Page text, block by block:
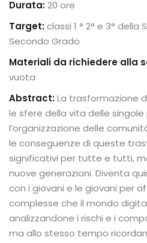
Generazione APP
Teatro e non solo
Durata:20 ore
Target:classi 1 ° 2° e 3°
Secondo Grado
Materiali da richiedere alla
vuota
Abstract:La trasformazione
le sfere della vita delle
l’organizzazione delle
le conseguenze di queste
significativi per tutte e tutti,
nuove generazioni. Diventa
con i giovani e le giovani per
complesse che il mondo
analizzandone i rischi e i
ma allo stesso tempo